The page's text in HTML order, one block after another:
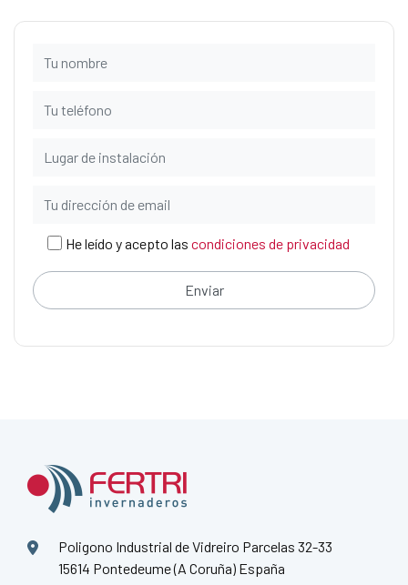
He leído y acepto las condiciones de privacidad
Poligono Industrial de Vidreiro Parcelas 32-33
15614 Pontedeume (A Coruña) España